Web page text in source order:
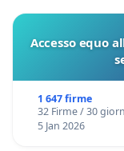
Accesso equo
1 647 firme
32 Firme / 30
5 Jan 2026